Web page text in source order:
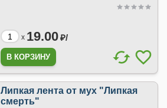
x 19.00₽/
Липкая лента от мух "Липкая
смерть"